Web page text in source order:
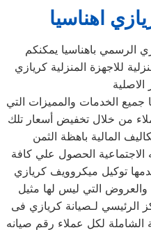
اهناسيا
الرسمي باهناسيا يمكنكم
للاجهزة المنزلية كريازي
الاصلية
جميع الخدمات والمميزات التي
من خلال تخفيض أسعار تلك
الحصول علي كافة
توكيل ميكروويف كريازي
الرئيسي لـصيانة كريازي فى
الشاملة لكل عملاء رقم صيانه